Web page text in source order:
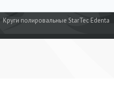
Круги полировальные StarTec Edenta